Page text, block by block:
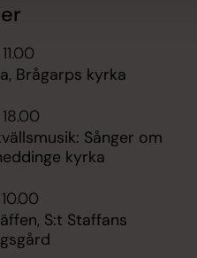
Brågarps kyrka
Sånger om
kyrka
S:t Staffans